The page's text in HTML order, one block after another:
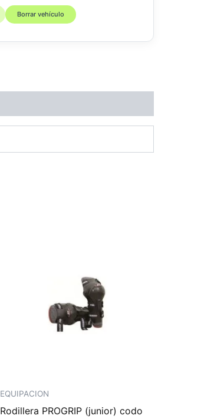
Borrar vehículo
EQUIPACION
Rodillera PROGRIP (junior) codo